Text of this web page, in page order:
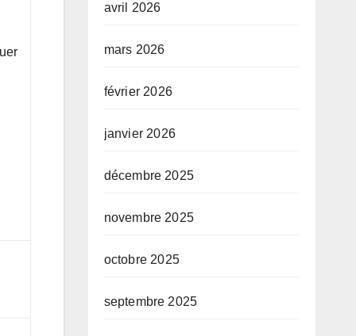
avril 2026
mars 2026
février 2026
janvier 2026
décembre 2025
novembre 2025
octobre 2025
septembre 2025